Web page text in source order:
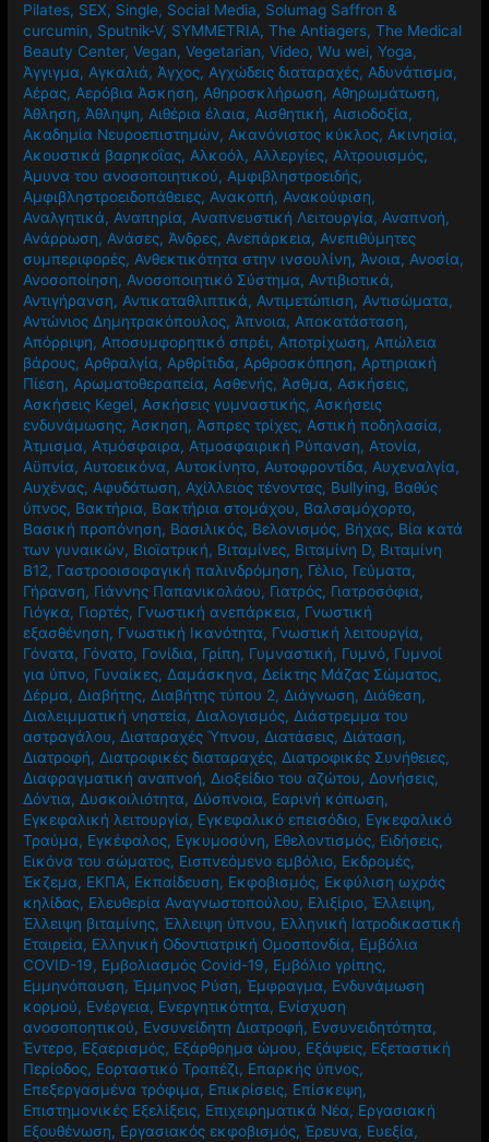
Pilates, SEX, Single, Social Media, Solumag Saffron &
curcumin, Sputnik-V, SYMMETRIA,The Antiagers,The Medical
Beauty Center,Vegan,Vegetarian,Video,Wu wei,Yoga,
Άγγιγμα, Αγκαλιά, Άγχος, Αγχώδεις διαταραχές, Αδυνάτισμα,
Αέρας, Αερόβια Άσκηση, Αθηροσκλήρωση, Αθηρωμάτωση,
Άθληση, Άθληψη, Αιθέρια έλαια, Αισθητική, Αισιοδοξία,
Ακαδημία Νευροεπιστημών, Ακανόνιστος κύκλος, Ακινησία,
Ακουστικά βαρηκοΐας, Αλκοόλ, Αλλεργίες, Αλτρουισμός,
Άμυνα του ανοσοποιητικού, Αμφιβληστροειδής,
Αμφιβληστροειδοπάθειες, Ανακοπή, Ανακούφιση,
Αναλγητικά, Αναπηρία, Αναπνευστική Λειτουργία, Αναπνοή,
Ανάρρωση, Ανάσες, Άνδρες, Ανεπάρκεια, Ανεπιθύμητες
συμπεριφορές, Ανθεκτικότητα στην ινσουλίνη, Άνοια, Ανοσία,
Ανοσοποίηση, Ανοσοποιητικό Σύστημα, Αντιβιοτικά,
Αντιγήρανση, Αντικαταθλιπτικά, Αντιμετώπιση, Αντισώματα,
Αντώνιος Δημητρακόπουλος, Άπνοια, Αποκατάσταση,
Απόρριψη, Αποσυμφορητικό σπρέι, Αποτρίχωση, Απώλεια
βάρους, Αρθραλγία, Αρθρίτιδα, Αρθροσκόπηση, Αρτηριακή
Πίεση, Αρωματοθεραπεία, Ασθενής, Άσθμα, Ασκήσεις,
Ασκήσεις Kegel, Ασκήσεις γυμναστικής, Ασκήσεις
ενδυνάμωσης, Άσκηση, Άσπρες τρίχες, Αστική ποδηλασία,
Άτμισμα, Ατμόσφαιρα, Ατμοσφαιρική Ρύπανση, Ατονία,
Αϋπνία, Αυτοεικόνα, Αυτοκίνητο, Αυτοφροντίδα, Αυχεναλγία,
Αυχένας, Αφυδάτωση, Αχίλλειος τένοντας, Βullying, Βαθύς
ύπνος, Βακτήρια, Βακτήρια στομάχου, Βαλσαμόχορτο,
Βασική προπόνηση, Βασιλικός, Βελονισμός, Βήχας, Βία κατά
των γυναικών, Βιοϊατρική, Βιταμίνες, Βιταμίνη D, Βιταμίνη
Β12, Γαστροοισοφαγική παλινδρόμηση, Γέλιο, Γεύματα,
Γήρανση, Γιάννης Παπανικολάου, Γιατρός, Γιατροσόφια,
Γιόγκα, Γιορτές, Γνωστική ανεπάρκεια, Γνωστική
εξασθένηση, Γνωστική Ικανότητα, Γνωστική λειτουργία,
Γόνατα, Γόνατο, Γονίδια, Γρίπη, Γυμναστική, Γυμνό, Γυμνοί
για ύπνο, Γυναίκες, Δαμάσκηνα, Δείκτης Μάζας Σώματος,
Δέρμα, Διαβήτης, Διαβήτης τύπου 2, Διάγνωση, Διάθεση,
Διαλειμματική νηστεία, Διαλογισμός, Διάστρεμμα του
αστραγάλου, Διαταραχές Ύπνου, Διατάσεις, Διάταση,
Διατροφή, Διατροφικές διαταραχές, Διατροφικές Συνήθειες,
Διαφραγματική αναπνοή, Διοξείδιο του αζώτου, Δονήσεις,
Δόντια, Δυσκοιλιότητα, Δύσπνοια, Εαρινή κόπωση,
Εγκεφαλική λειτουργία, Εγκεφαλικό επεισόδιο, Εγκεφαλικό
Τραύμα, Εγκέφαλος, Εγκυμοσύνη, Εθελοντισμός, Ειδήσεις,
Εικόνα του σώματος, Εισπνεόμενο εμβόλιο, Εκδρομές,
Έκζεμα, ΕΚΠΑ, Εκπαίδευση, Εκφοβισμός, Εκφύλιση ωχράς
κηλίδας, Ελευθερία Αναγνωστοπούλου, Ελιξίριο,Έλλειψη,
Έλλειψη βιταμίνης,Έλλειψη ύπνου, Ελληνική Ιατροδικαστική
Εταιρεία, Ελληνική Οδοντιατρική Ομοσπονδία, Εμβόλια
COVID-19, Εμβολιασμός Covid-19, Εμβόλιο γρίπης,
Εμμηνόπαυση,Έμμηνος Ρύση,Έμφραγμα, Ενδυνάμωση
κορμού, Ενέργεια, Ενεργητικότητα, Ενίσχυση
ανοσοποητικού, Ενσυνείδητη Διατροφή, Ενσυνειδητότητα,
Έντερο, Εξαερισμός, Εξάρθρημα ώμου, Εξάψεις, Εξεταστική
Περίοδος, Εορταστικό Τραπέζι, Επαρκής ύπνος,
Επεξεργασμένα τρόφιμα, Επικρίσεις, Επίσκεψη,
Επιστημονικές Εξελίξεις, Επιχειρηματικά Νέα, Εργασιακή
Εξουθένωση, Εργασιακός εκφοβισμός,Έρευνα, Ευεξία,